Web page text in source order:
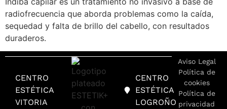
radiofrecuencia que aborda problemas como la caída,
sequedad y falta de brillo del cabello, con resultados
duraderos.
CENTRO
ESTÉTICA
VITORIA
CENTRO
ESTÉTICA
LOGROÑO
Aviso Legal
Política de
cookies
Política de
privacidad